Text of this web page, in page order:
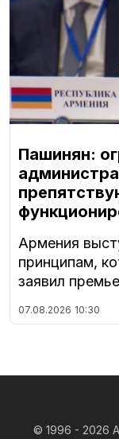
Пашинян:
Армения
принципам,
заявил
07.08.2026 10:30
© 1996 - 2026